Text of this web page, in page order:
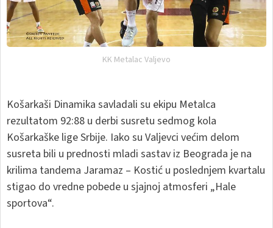
KK Metalac Valjevo
Košarkaši Dinamika savladali su ekipu Metalca
rezultatom 92:88 u derbi susretu sedmog kola
Košarkaške lige Srbije. Iako su Valjevci većim delom
susreta bili u prednosti mladi sastav iz Beograda je na
krilima tandema Jaramaz – Kostić u poslednjem kvartalu
stigao do vredne pobede u sjajnoj atmosferi „Hale
sportova“.